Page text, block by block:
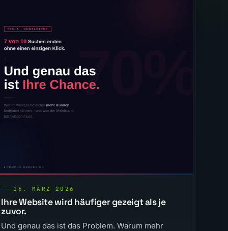
16. MÄRZ 2026
Ihre Website wird häufiger gezeigt als je
zuvor.
Und genau das ist das Problem. Warum mehr